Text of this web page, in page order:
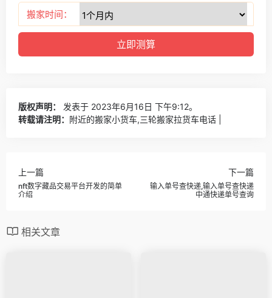
搬家时间：
版权声明：
发表于 2023年6月16日 下午9:12。
转载请注明：
附近的搬家小货车,三轮搬家拉货车电话 |
上一篇
nft数字藏品交易平台开发的简单
介绍
下一篇
输入单号查快递,输入单号查快递
中通快递单号查询
相关文章